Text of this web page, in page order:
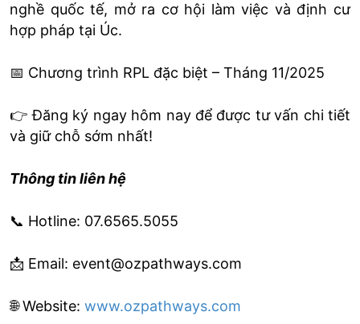
nghề quốc tế, mở ra cơ hội làm việc và định cư
hợp pháp tại Úc.
📅 Chương trình RPL đặc biệt – Tháng 11/2025
👉 Đăng ký ngay hôm nay để được tư vấn chi tiết
và giữ chỗ sớm nhất!
Thông tin liên hệ
📞 Hotline: 07.6565.5055
📩 Email: event@ozpathways.com
🌐 Website: www.ozpathways.com